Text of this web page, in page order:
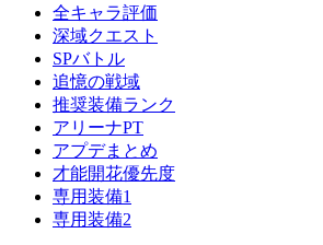
全キャラ評価
深域クエスト
SPバトル
追憶の戦域
推奨装備ランク
アリーナPT
アプデまとめ
才能開花優先度
専用装備1
専用装備2